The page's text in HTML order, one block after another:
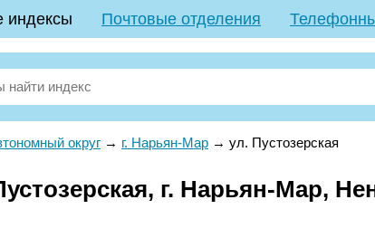
индексы Почтовые отделения
округ → г. Нарьян-Мар → ул. Пустозерская
г. Нарьян-Мар,